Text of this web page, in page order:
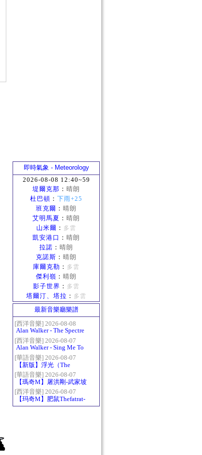
即時氣象 - Meteorology
2026-08-08 12:40~59
堤爾克那 ： 晴朗
杜巴頓 ： 下雨+25
班克爾 ： 晴朗
艾明馬夏 ： 晴朗
山米爾 ： 多雲
凱安港口 ： 晴朗
拉諾 ： 晴朗
克諾斯 ： 晴朗
庫爾克勒 ： 多雲
傑利嶺 ： 晴朗
影子世界 ： 多雲
塔爾汀、塔拉 ： 多雲
最新音樂廳樂譜
[西洋音樂] 2026-08-08
Alan Walker - The Spectre
[西洋音樂] 2026-08-07
Alan Walker - Sing Me To
Sleep
[華語音樂] 2026-08-07
【新版】浮光（The
History）：六和弦
[華語音樂] 2026-08-07
【瑪奇M】屠洪剛-武家坡
2021
[西洋音樂] 2026-08-07
【玛奇M】肥鼠Thefatrat-
Monody